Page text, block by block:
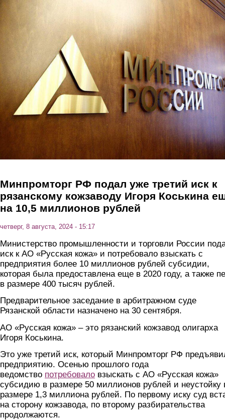
Перейти к основному содержанию
Минпромторг РФ подал уже третий иск к
рязанскому кожзаводу Игоря Коськина
на 10,5 миллионов рублей
четверг, 8 августа, 2024 - 15:17
Министерство промышленности и торговли России
иск к АО «Русская кожа» и потребовало взыскать с
предприятия более 10 миллионов рублей субсидии,
которая была предоставлена еще в 2020 году, а также
в размере 400 тысяч рублей.
Предварительное заседание в арбитражном суде
Рязанской области назначено на 30 сентября.
АО «Русская кожа» – это рязанский кожзавод олигарха
Игоря Коськина.
Это уже третий иск, который Минпромторг РФ
предприятию. Осенью прошлого года
ведомство потребовало взыскать с АО «Русская кожа»
субсидию в размере 50 миллионов рублей и неустойку
размере 1,3 миллиона рублей. По первому иску суд
на сторону кожзавода, по второму разбирательства
продолжаются.